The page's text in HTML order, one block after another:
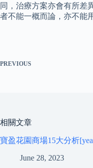
同，治療方案亦會有所差
者不能一概而論，亦不能
PREVIOUS
相關文章
寶盈花園商場15大分析
June 28, 2023